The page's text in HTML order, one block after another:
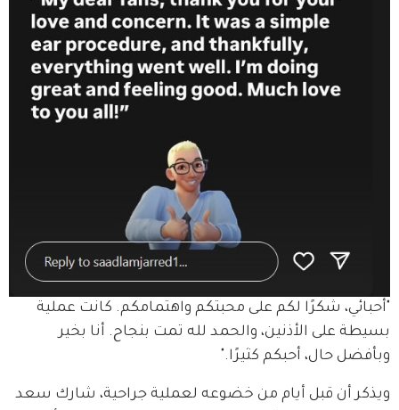
"أحبائي، شكرًا لكم على محبتكم واهتمامكم. كانت عملية
بسيطة على الأذنين، والحمد لله تمت بنجاح. أنا بخير
وبأفضل حال، أحبكم كثيرًا."
ويذكر أن قبل أيام من خضوعه لعملية جراحية، شارك سعد